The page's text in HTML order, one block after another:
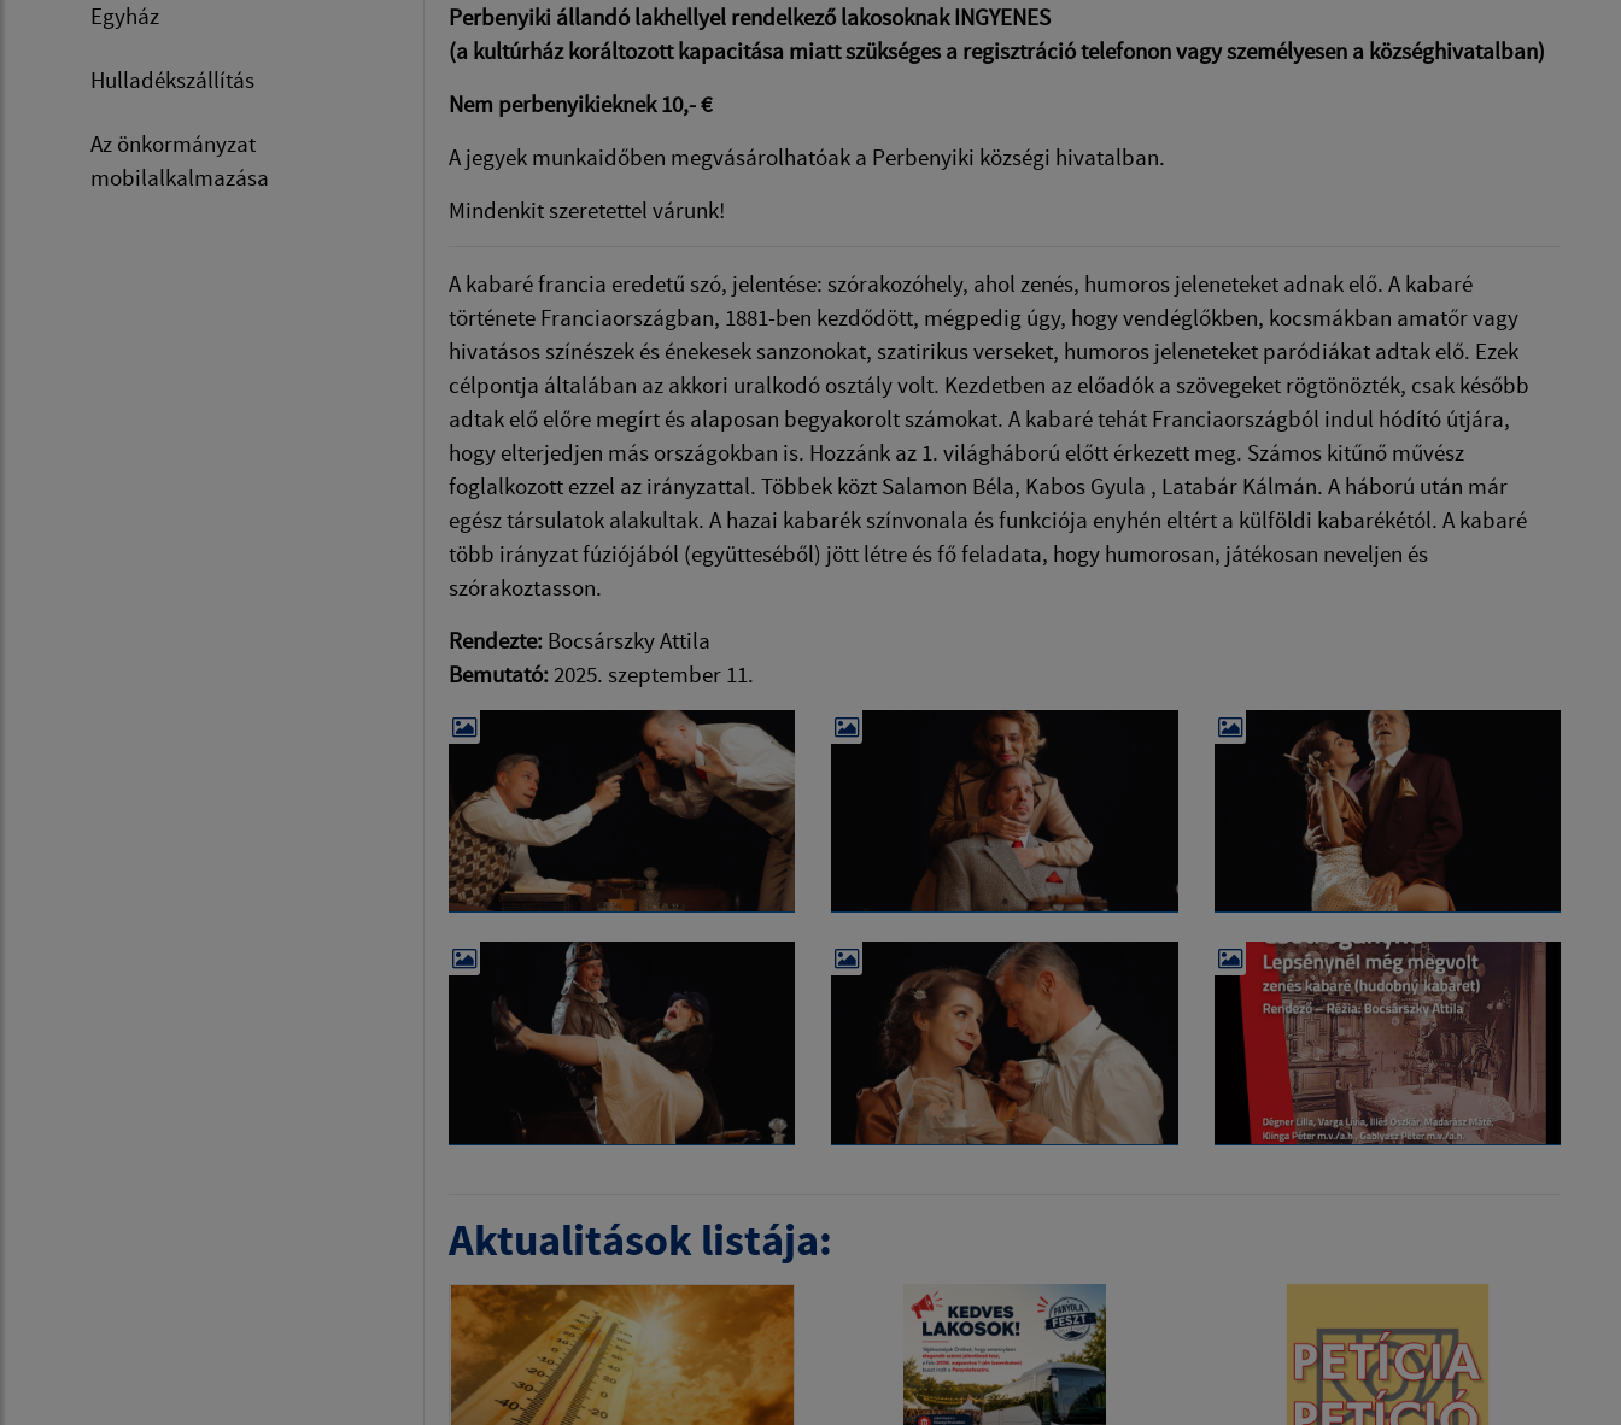
Egyház
Hulladékszállítás
Az önkormányzat
mobilalkalmazása
Perbenyiki állandó lakhellyel rendelkező lakosoknak INGYENES
(a kultúrház koráltozott kapacitása miatt szükséges a regisztráció telefonon vagy személyesen a községhivatalban)
Nem perbenyikieknek 10,- €
A jegyek munkaidőben megvásárolhatóak a Perbenyiki községi hivatalban.
Mindenkit szeretettel várunk!
A kabaré francia eredetű szó, jelentése: szórakozóhely, ahol zenés, humoros jeleneteket adnak elő. A kabaré
története Franciaországban, 1881-ben kezdődött, mégpedig úgy, hogy vendéglőkben, kocsmákban amatőr vagy
hivatásos színészek és énekesek sanzonokat, szatirikus verseket, humoros jeleneteket paródiákat adtak elő. Ezek
célpontja általában az akkori uralkodó osztály volt. Kezdetben az előadók a szövegeket rögtönözték, csak később
adtak elő előre megírt és alaposan begyakorolt számokat. A kabaré tehát Franciaországból indul hódító útjára,
hogy elterjedjen más országokban is. Hozzánk az 1. világháború előtt érkezett meg. Számos kitűnő művész
foglalkozott ezzel az irányzattal. Többek közt Salamon Béla, Kabos Gyula , Latabár Kálmán. A háború után már
egész társulatok alakultak. A hazai kabarék színvonala és funkciója enyhén eltért a külföldi kabarékétól. A kabaré
több irányzat fúziójából (együtteséből) jött létre és fő feladata, hogy humorosan, játékosan neveljen és
szórakoztasson.
Rendezte: Bocsárszky Attila
Bemutató: 2025. szeptember 11.
Aktualitások listája: